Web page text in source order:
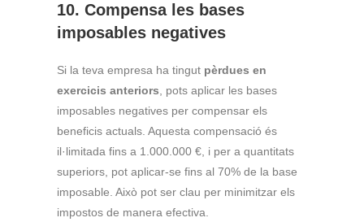
10. Compensa les bases
imposables negatives
Si la teva empresa ha tingut pèrdues en
exercicis anteriors, pots aplicar les bases
imposables negatives per compensar els
beneficis actuals. Aquesta compensació és
il·limitada fins a 1.000.000 €, i per a quantitats
superiors, pot aplicar-se fins al 70% de la base
imposable. Això pot ser clau per minimitzar els
impostos de manera efectiva.